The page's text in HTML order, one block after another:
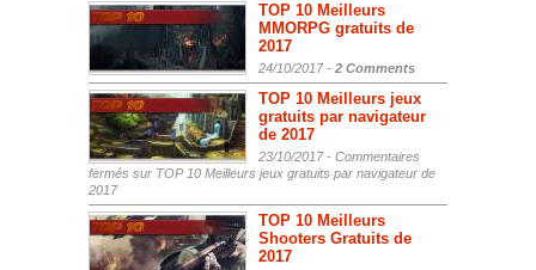
TOP 10 Meilleurs
MMORPG gratuits de
2017
24/10/2017 - 2 Comments
TOP 10 Meilleurs jeux
gratuits par navigateur
de 2017
23/10/2017 - Commentaires
fermés sur TOP 10 Meilleurs jeux gratuits par navigateur de
2017
TOP 10 Meilleurs
Shooters Gratuits de
2017